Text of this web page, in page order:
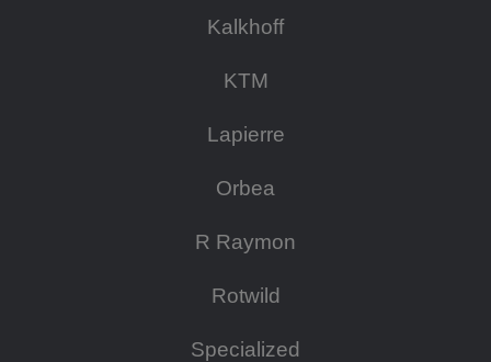
Kalkhoff
KTM
Lapierre
Orbea
R Raymon
Rotwild
Specialized